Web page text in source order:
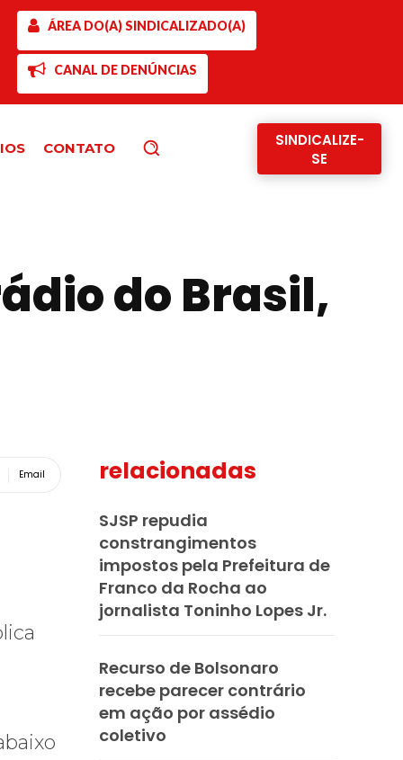
ÁREA DO(A) SINDICALIZADO(A)
CANAL DE DENÚNCIAS
CONTATO
SINDICALIZE-
SE
do Brasil,
Email relacionadas
SJSP repudia
constrangimentos
impostos pela Prefeitura de
Franco da Rocha ao
jornalista Toninho Lopes Jr.
Recurso de Bolsonaro
recebe parecer contrário
em ação por assédio
coletivo